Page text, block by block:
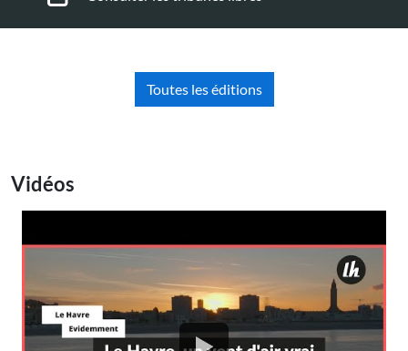
Toutes les éditions
Vidéos